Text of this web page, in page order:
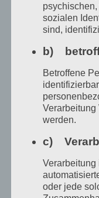
Gabriele Palm-
Juli ( Residenz
2022) bei uns.
sie einen
gern träumen
sozialen
sind,
b)
Betroffene
Verarbeitung
werden.
c)
Verarbeitung
oder jede